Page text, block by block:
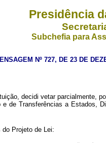
Presidência
Subchefia para
Nº 727, DE 23 DE
decidi vetar parcialmente,
Transferências a Estados,
Projeto de Lei: